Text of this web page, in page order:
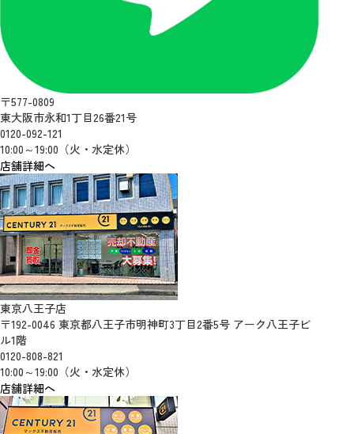
〒577-0809
東大阪市永和1丁目26番21号
0120-092-121
10:00～19:00（火・水定休）
店舗詳細へ
東京八王子店
〒192-0046 東京都八王子市明神町3丁目2番5号 アーク八王子ビ
ル1階
0120-808-821
10:00～19:00（火・水定休）
店舗詳細へ